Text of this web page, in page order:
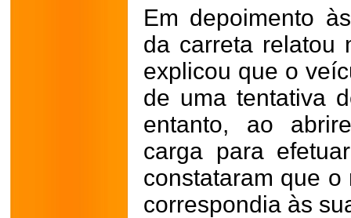
Em depoimento
da carreta relatou
explicou que o
de uma tentativa
entanto, ao
carga para
constataram que
correspondia às